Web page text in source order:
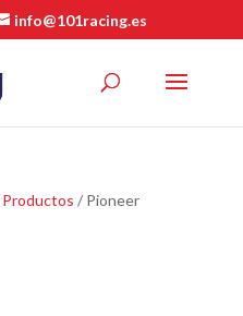
info@101racing.es
Productos / Pioneer